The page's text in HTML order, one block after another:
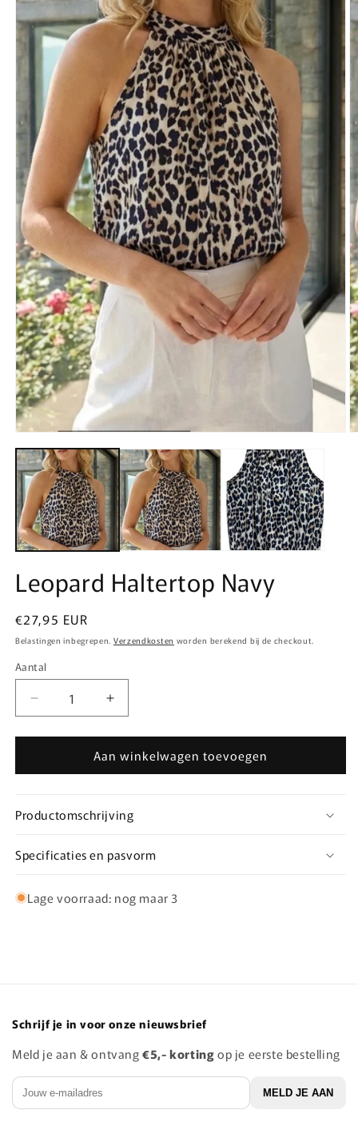
1
openen
in
modaal
Leopard Haltertop Navy
Normale
prijs
€27,95 EUR
Belastingen inbegrepen. Verzendkosten worden berekend bij de checkout.
Aantal
Aantal
Aantal
verlagen
voor
Haltertop
Aantal
verhogen
voor
Leopard
Haltertop
Aan winkelwagen toevoegen
Productomschrijving
Specificaties en pasvorm
Lage voorraad: nog maar 3
Schrijf je in voor onze nieuwsbrief
Meld je aan & ontvang€5,- kortingop je eerste bestelling
E‑mail
MELD JE AAN